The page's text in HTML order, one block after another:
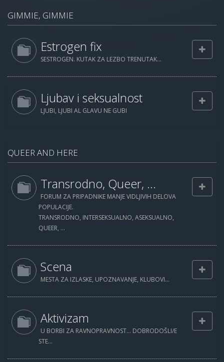
GIMMIE, GIMMIE
Estrogen fix
SESTROGEN. KUTAK ZA LEZBO TRENUTAK...
Ljubav i seksualnost
LJUBI, LJUBI AL GLAVU NE GUBI
QUEER AND HERE
Transrodno, Queer, ...
FORUM ZA PRIPADNIKE MANJE VIDLJIVIH DELOVA
POPULACIJE.
TRANSRODNO, INTERSEKSUALNO, ASEKSUALNO,
QUEER, ...
Scena
MESTA ZA IZLASKE, UPOZNAVANJE, KLUBOVI...
Aktivizam
U BORBI ZA RAVNOPRAVNOST... DOBRODOŠLI/E
STE...